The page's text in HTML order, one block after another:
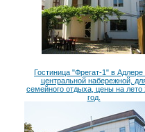
Гостиница "Фрегат-1" в Адлере
центральной набережной,
семейного отдыха, цены на лето
год.